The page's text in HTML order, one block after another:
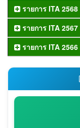
รายการ ITA 2568
รายการ ITA 2567
รายการ ITA 2566